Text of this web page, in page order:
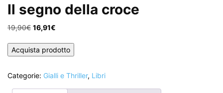
Il segno della croce
19,90€ Il
originale
era:
16,91€
attuale
è:
Acquista prodotto
Categorie: Gialli e Thriller, Libri